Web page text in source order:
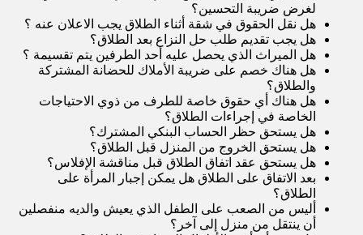
لغرض ضريبة التحسين؟
هل نقل الحقوق في شقة أثناء الطلاق يجب الاعلان عنه ؟
هل يجب تقديم طلب حل النزاع بعد الطلاق؟
هل الميراث الذي يحصل عليه أحد الطرفين يتم تقسيمة ؟
هل هناك خصم على ضريبة الأملاك للحضانة المشتركة
والطلاق؟
هل هناك أي حقوق خاصة للطرف من ذوي الاحتياجات
الخاصة في إجراءات الطلاق؟
هل يستحق حظر الحساب البنكي المشترك؟
هل يستحق الخروج من المنزل قبل الطلاق؟
هل يستحق عقد اتفاق الطلاق قبل مناقشة الإفلاس؟
بعد الاتفاق على الطلاق هل يمكن إجبار المرأة على
الطلاق؟
أليس من الصعب على الطفل الذي يعيش والديه منفصلين
أن ينتقل من منزل إلى آخر ؟